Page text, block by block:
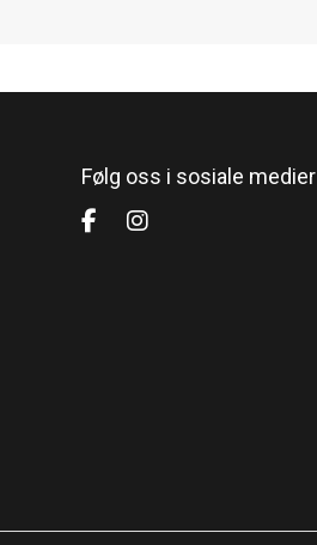
Følg oss i sosiale medier